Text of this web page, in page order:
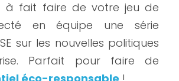
à fait faire de votre jeu de
en équipe une série
sur les nouvelles politiques